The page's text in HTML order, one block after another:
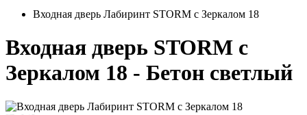
Входная дверь Лабиринт STORM с Зеркалом 18
Входная дверь STORM с
Зеркалом 18 - Бетон светлый